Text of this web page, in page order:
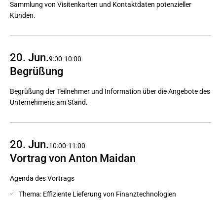
Sammlung von Visitenkarten und Kontaktdaten potenzieller
Kunden.
20. Jun.9:00-10:00
Begrüßung
Begrüßung der Teilnehmer und Information über die Angebote des
Unternehmens am Stand.
20. Jun.10:00-11:00
Vortrag von Anton Maidan
Agenda des Vortrags
Thema: Effiziente Lieferung von Finanztechnologien